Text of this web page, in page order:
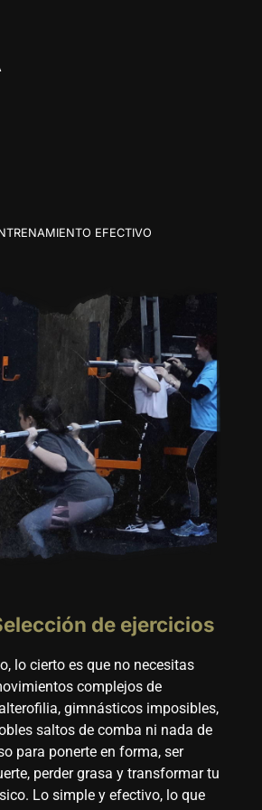
EFECTIVO
de ejercicios
lo cierto es que no necesitas
complejos de
gimnásticos imposibles,
saltos de comba ni nada de
para ponerte en forma, ser
perder grasa y transformar tu
Lo simple y efectivo, lo que